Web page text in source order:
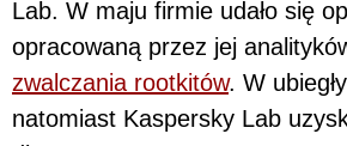
Lab. W maju firmie udało się
opracowaną przez jej
zwalczania rootkitów. W
natomiast Kaspersky Lab